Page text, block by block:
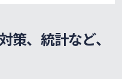
策、統計など、